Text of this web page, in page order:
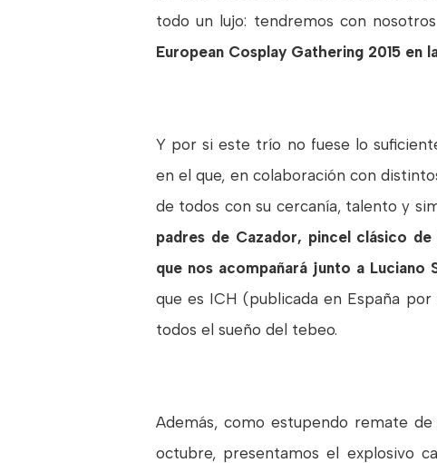
todo un lujo: tendremos con
European Cosplay Gathering 2015
Y por si este trío no fuese lo
en el que, en colaboración con
de todos con su cercanía, talento y
padres de Cazador, pincel clásico
que nos acompañará junto a Luciano
que es ICH (publicada en España
todos el sueño del tebeo.
Además, como estupendo remate
octubre, presentamos el explosivo